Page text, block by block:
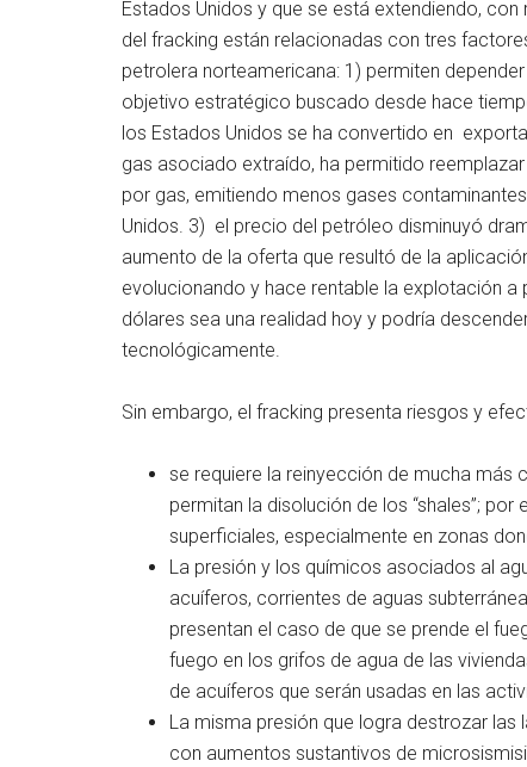
Estados Unidos y que se está extendiendo,
del fracking están relacionadas con tres
petrolera norteamericana: 1) permiten
objetivo estratégico buscado desde hace
los Estados Unidos se ha convertido en
gas asociado extraído, ha permitido
por gas, emitiendo menos gases
Unidos. 3) el precio del petróleo disminuyó
aumento de la oferta que resultó de la
evolucionando y hace rentable la explotación a
dólares sea una realidad hoy y podría
tecnológicamente.
Sin embargo, el fracking presenta riesgos y
se requiere la reinyección de mucha más
permitan la disolución de los “shales”;
superficiales, especialmente en zonas
La presión y los químicos asociados al
acuíferos, corrientes de aguas
presentan el caso de que se prende el
fuego en los grifos de agua de las
de acuíferos que serán usadas en las
La misma presión que logra destrozar
con aumentos sustantivos de